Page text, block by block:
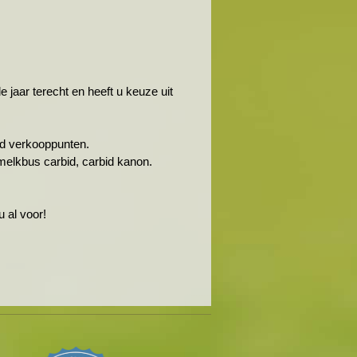
jaar terecht en heeft u keuze uit
verkooppunten.
carbid, carbid kanon.
al voor!